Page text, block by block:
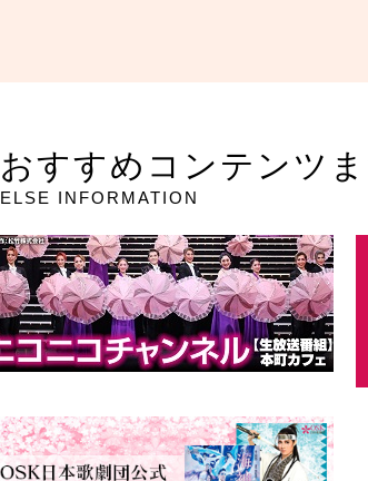
おすすめコンテンツ
ELSE INFORMATION